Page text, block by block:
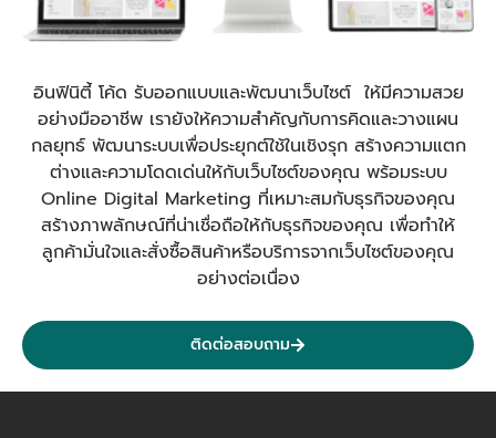
อินฟินิตี้ โค้ด รับออกแบบและพัฒนาเว็บไซต์ ให้มีความสวย
อย่างมืออาชีพ เรายังให้ความสำคัญกับการคิดและวางแผน
กลยุทธ์ พัฒนาระบบเพื่อประยุกต์ใช้ในเชิงรุก สร้างความแตก
ต่างและความโดดเด่นให้กับเว็บไซต์ของคุณ พร้อมระบบ
Online Digital Marketing ที่เหมาะสมกับธุรกิจของคุณ
สร้างภาพลักษณ์ที่น่าเชื่อถือให้กับธุรกิจของคุณ เพื่อทำให้
ลูกค้ามั่นใจและสั่งซื้อสินค้าหรือบริการจากเว็บไซต์ของคุณ
อย่างต่อเนื่อง
ติดต่อสอบถาม